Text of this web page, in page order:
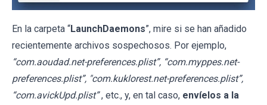
En la carpeta “LaunchDaemons”, mire si se han añadido
recientemente archivos sospechosos. Por ejemplo,
“com.aoudad.net-preferences.plist”, “com.myppes.net-
preferences.plist”, "com.kuklorest.net-preferences.plist”,
“com.avickUpd.plist” , etc., y, en tal caso, envíelos a la